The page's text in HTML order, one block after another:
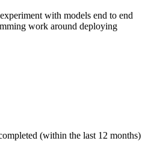
with models end to end
work around deploying
(within the last 12 months)